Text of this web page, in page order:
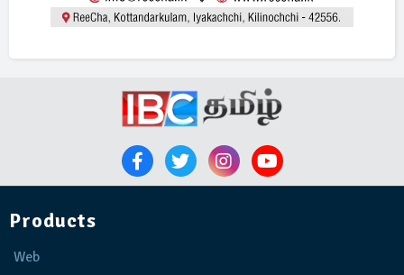
Products
Web